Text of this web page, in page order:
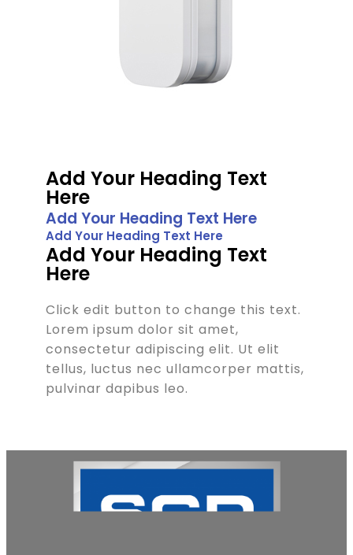
Add Your Heading Text
Here
Add Your Heading Text Here
Add Your Heading Text Here
Add Your Heading Text
Here
Click edit button to change this text.
Lorem ipsum dolor sit amet,
consectetur adipiscing elit. Ut elit
tellus, luctus nec ullamcorper mattis,
pulvinar dapibus leo.